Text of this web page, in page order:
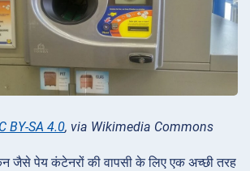
BY-SA 4.0, via Wikimedia Commons
जैसे पेय कंटेनरों की वापसी के लिए एक अच्छी तरह